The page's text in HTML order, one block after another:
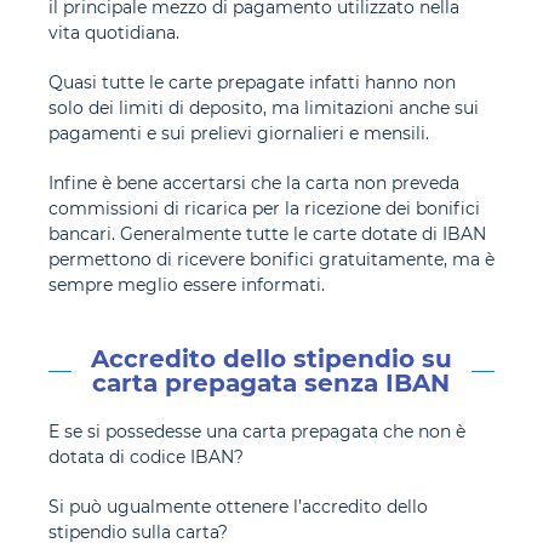
il principale mezzo di pagamento utilizzato nella
vita quotidiana.
Quasi tutte le carte prepagate infatti hanno non
solo dei limiti di deposito, ma limitazioni anche sui
pagamenti e sui prelievi giornalieri e mensili.
Infine è bene accertarsi che la carta non preveda
commissioni di ricarica per la ricezione dei bonifici
bancari. Generalmente tutte le carte dotate di IBAN
permettono di ricevere bonifici gratuitamente, ma è
sempre meglio essere informati.
Accredito dello stipendio su
carta prepagata senza IBAN
E se si possedesse una carta prepagata che non è
dotata di codice IBAN?
Si può ugualmente ottenere l’accredito dello
stipendio sulla carta?